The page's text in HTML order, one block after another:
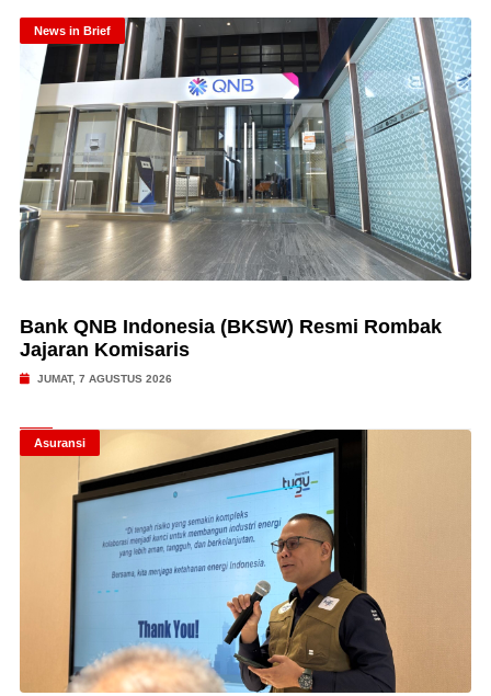
News in Brief
Bank QNB Indonesia (BKSW) Resmi Rombak
Jajaran Komisaris
JUMAT, 7 AGUSTUS 2026
Asuransi